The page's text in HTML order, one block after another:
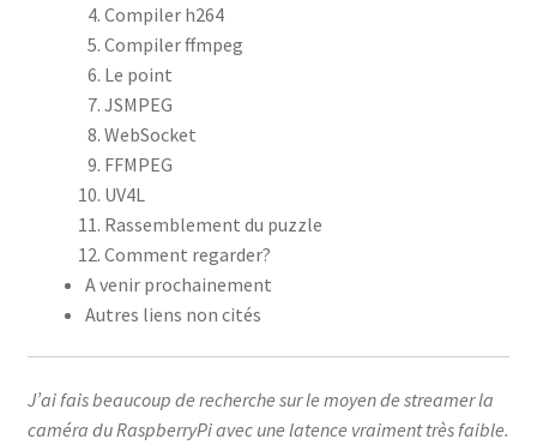
Compiler h264
Compiler ffmpeg
Le point
JSMPEG
WebSocket
FFMPEG
UV4L
Rassemblement du puzzle
Comment regarder?
A venir prochainement
Autres liens non cités
J’ai fais beaucoup de recherche sur le moyen de streamer la
caméra du RaspberryPi avec une latence vraiment très faible.